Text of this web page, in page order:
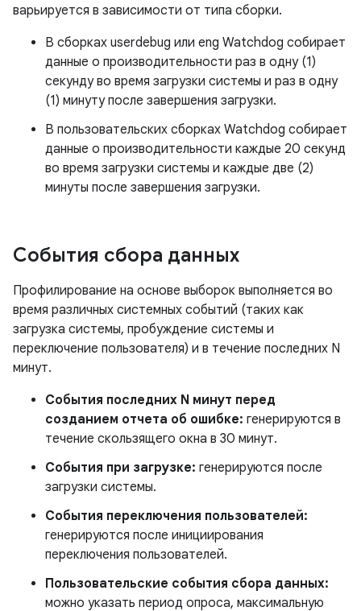
варьируется в зависимости от типа сборки.
В сборках userdebug или eng Watchdog собирает
данные о производительности раз в одну (1)
секунду во время загрузки системы и раз в одну
(1) минуту после завершения загрузки.
В пользовательских сборках Watchdog собирает
данные о производительности каждые 20 секунд
во время загрузки системы и каждые две (2)
минуты после завершения загрузки.
События сбора данных
Профилирование на основе выборок выполняется во
время различных системных событий (таких как
загрузка системы, пробуждение системы и
переключение пользователя) и в течение последних N
минут.
События последних N минут перед
созданием отчета об ошибке: генерируются в
течение скользящего окна в 30 минут.
События при загрузке: генерируются после
загрузки системы.
События переключения пользователей:
генерируются после инициирования
переключения пользователей.
Пользовательские события сбора данных:
можно указать период опроса, максимальную